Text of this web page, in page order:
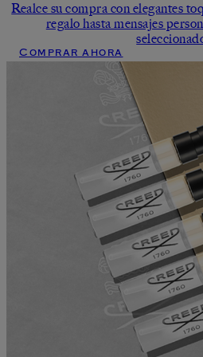
Realce su compra con elegantes
regalo hasta mensajes
Comprar ahora